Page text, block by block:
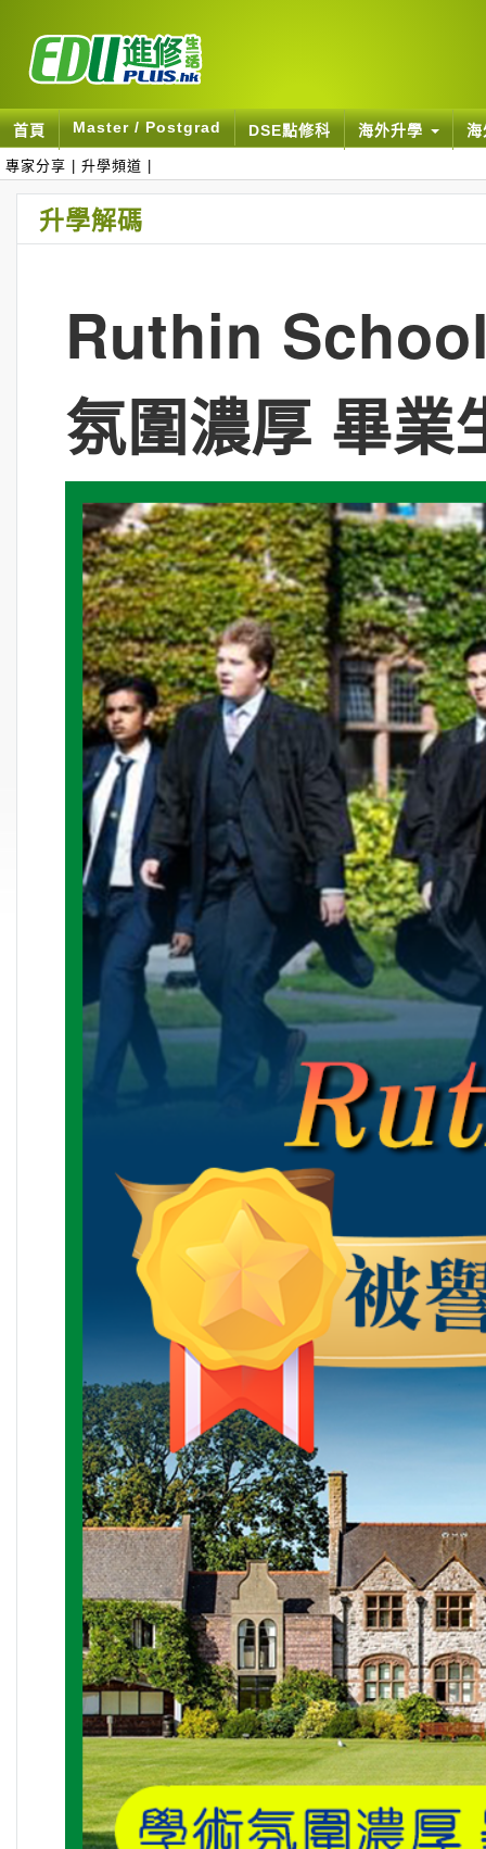
首頁 Master / Postgrad DSE點修科 海外升學
專家分享 升學頻道
升學解碼
Ruthin
氛圍濃厚 畢業